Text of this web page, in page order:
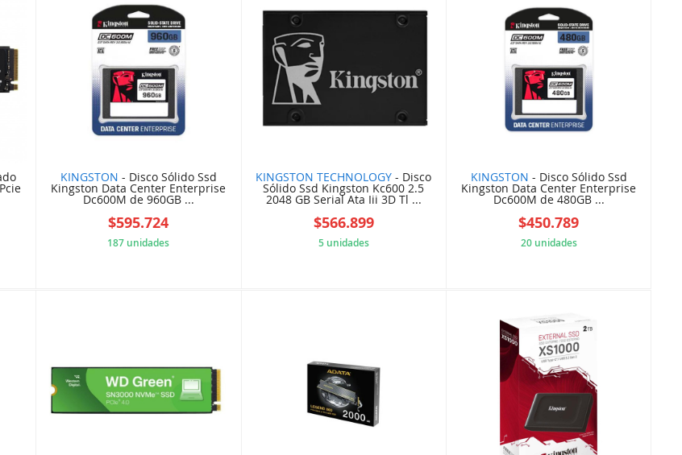
KINGSTON - Disco Sólido Ssd
Kingston Data Center Enterprise
Dc600M de 960GB ...
$595.724
187 unidades
KINGSTON TECHNOLOGY - Disco
Sólido Ssd Kingston Kc600 2.5
2048 GB Serial Ata Iii 3D Tl ...
$566.899
5 unidades
KINGSTON - Disco Sólido Ssd
Kingston Data Center Enterprise
Dc600M de 480GB ...
$450.789
20 unidades